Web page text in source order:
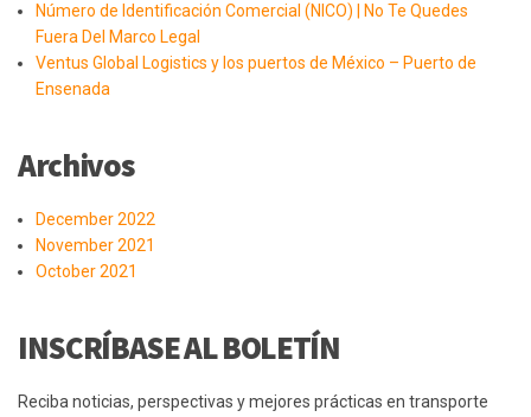
Número de Identificación Comercial (NICO) | No Te Quedes
Fuera Del Marco Legal
Ventus Global Logistics y los puertos de México – Puerto de
Ensenada
Archivos
December 2022
November 2021
October 2021
INSCRÍBASE AL BOLETÍN
Reciba noticias, perspectivas y mejores prácticas en transporte